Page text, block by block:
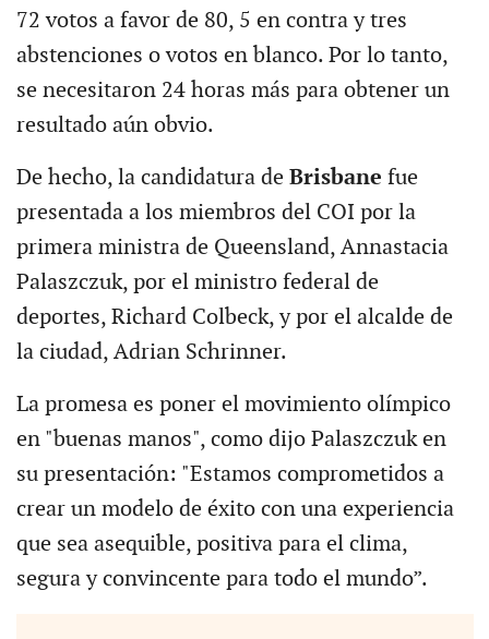
72 votos a favor de 80, 5 en contra y tres
abstenciones o votos en blanco. Por lo tanto,
se necesitaron 24 horas más para obtener un
resultado aún obvio.
De hecho, la candidatura de Brisbane fue
presentada a los miembros del COI por la
primera ministra de Queensland, Annastacia
Palaszczuk, por el ministro federal de
deportes, Richard Colbeck, y por el alcalde de
la ciudad, Adrian Schrinner.
La promesa es poner el movimiento olímpico
en "buenas manos", como dijo Palaszczuk en
su presentación: "Estamos comprometidos a
crear un modelo de éxito con una experiencia
que sea asequible, positiva para el clima,
segura y convincente para todo el mundo”.